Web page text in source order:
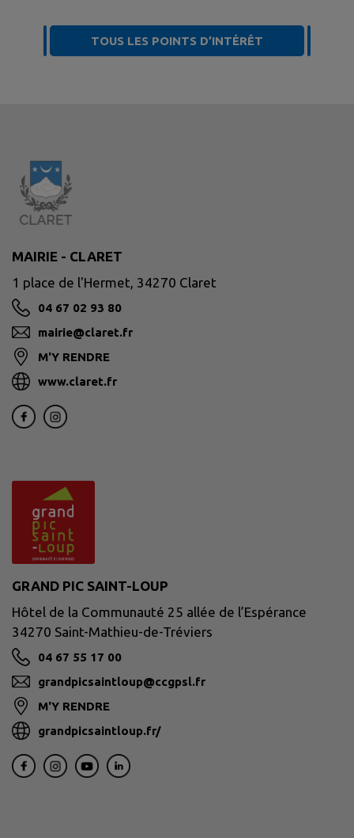
TOUS LES POINTS D’INTÉRÊT
MAIRIE - CLARET
1 place de l'Hermet, 34270 Claret
04 67 02 93 80
mairie@claret.fr
M'Y RENDRE
www.claret.fr
GRAND PIC SAINT-LOUP
Hôtel de la Communauté 25 allée de l’Espérance
34270 Saint-Mathieu-de-Tréviers
04 67 55 17 00
grandpicsaintloup@ccgpsl.fr
M'Y RENDRE
grandpicsaintloup.fr/